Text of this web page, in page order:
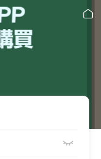

